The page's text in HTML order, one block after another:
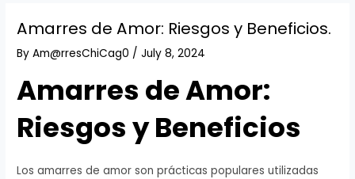
Amarres de Amor: Riesgos y Beneficios.
ByAm@rresChiCag0 /July 8, 2024
Amarres de Amor:
Riesgos y Beneficios
Los amarres de amor son prácticas populares utilizadas